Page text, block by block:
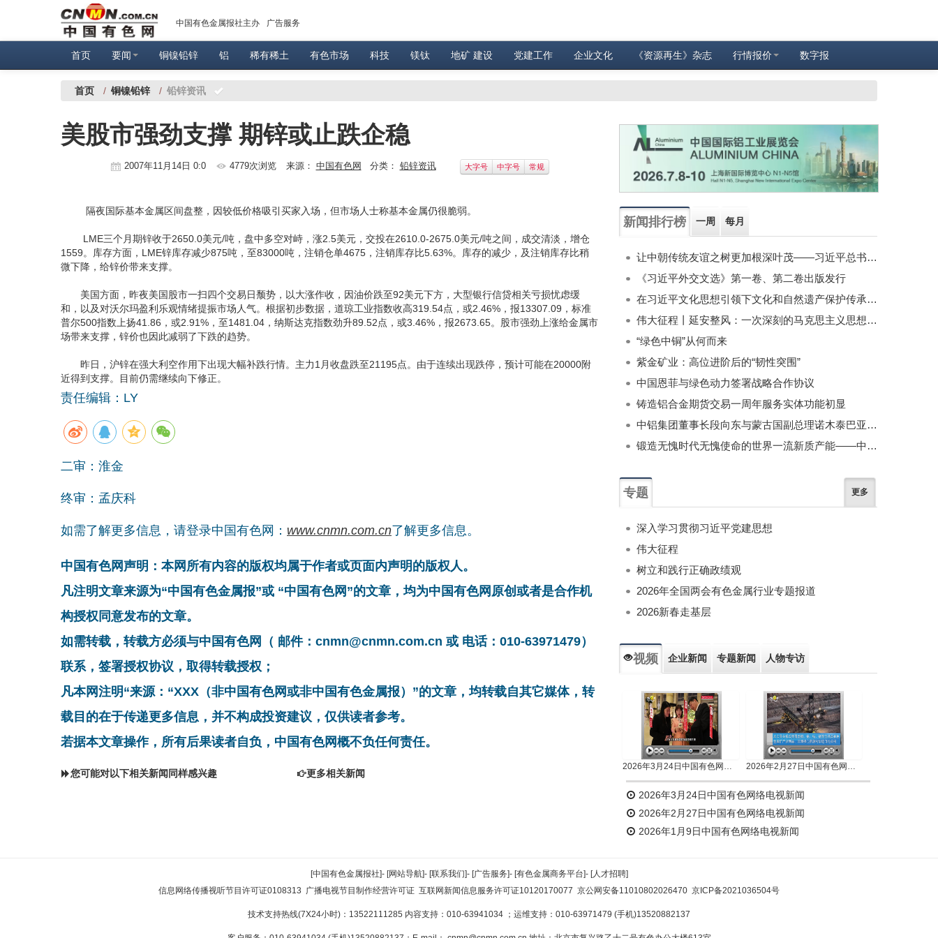
中国有色金属报社主办 广告服务
首页 要闻 铜镍铅锌 铝 稀有稀土 有色市场 科技 镁钛 地矿 建设 党建工作 企业文化 《资源再生》杂志 行情报价 数字报
首页 / 铜镍铅锌 / 铅锌资讯
美股市强劲支撑 期锌或止跌企稳
2007年11月14日 0:0 4779次浏览 来源： 中国有色网 分类： 铅锌资讯 大字号 中字号 常规
隔夜国际基本金属区间盘整，因较低价格吸引买家入场，但市场人士称基本金属仍很脆弱。
LME三个月期锌收于2650.0美元/吨，盘中多空对峙，涨2.5美元，交投在2610.0-2675.0美元/吨之间，成交清淡，增仓
1559。库存方面，LME锌库存减少875吨，至83000吨，注销仓单4675，注销库存比5.63%。库存的减少，及注销库存比稍
微下降，给锌价带来支撑。
美国方面，昨夜美国股市一扫四个交易日颓势，以大涨作收，因油价跌至92美元下方，大型银行信贷相关亏损忧虑缓
和，以及对沃尔玛盈利乐观情绪提振市场人气。根据初步数据，道琼工业指数收高319.54点，或2.46%，报13307.09，标准
普尔500指数上扬41.86，或2.91%，至1481.04，纳斯达克指数劲升89.52点，或3.46%，报2673.65。股市强劲上涨给金属市
场带来支撑，锌价也因此减弱了下跌的趋势。
昨日，沪锌在强大利空作用下出现大幅补跌行情。主力1月收盘跌至21195点。由于连续出现跌停，预计可能在20000附
近得到支撑。目前仍需继续向下修正。
责任编辑：LY
二审：淮金
终审：孟庆科
如需了解更多信息，请登录中国有色网： www.cnmn.com.cn了解更多信息。
中国有色网声明：本网所有内容的版权均属于作者或页面内声明的版权人。
凡注明文章来源为“中国有色金属报”或 “中国有色网”的文章，均为中国有色网原创或者是合作机
构授权同意发布的文章。
如需转载，转载方必须与中国有色网（ 邮件：cnmn@cnmn.com.cn 或 电话：010-63971479）
联系，签署授权协议，取得转载授权；
凡本网注明“来源：“XXX（非中国有色网或非中国有色金属报）”的文章，均转载自其它媒体，转
载目的在于传递更多信息，并不构成投资建议，仅供读者参考。
若据本文章操作，所有后果读者自负，中国有色网概不负任何责任。
您可能对以下相关新闻同样感兴趣 更多相关新闻
新闻排行榜 一周 每月
让中朝传统友谊之树更加根深叶茂——习近平总书记对朝鲜进行国事访问纪实
《习近平外交文选》第一卷、第二卷出版发行
在习近平文化思想引领下文化和自然遗产保护传承利用工作开创新局面
伟大征程丨延安整风：一次深刻的马克思主义思想教育运动
“绿色中铜”从何而来
紫金矿业：高位进阶后的“韧性突围”
中国恩菲与绿色动力签署战略合作协议
铸造铝合金期货交易一周年服务实体功能初显
中铝集团董事长段向东与蒙古国副总理诺木泰巴亚尔举行会谈
锻造无愧时代无愧使命的世界一流新质产能——中国有色金属工业的战略应对与破局之道（二）
专题 更多
深入学习贯彻习近平党建思想
伟大征程
树立和践行正确政绩观
2026年全国两会有色金属行业专题报道
2026新春走基层
视频 企业新闻 专题新闻 人物专访
2026年3月24日中国有色网络电视新闻 2026年2月27日中国有色网络电视新闻
2026年3月24日中国有色网络电视新闻
2026年2月27日中国有色网络电视新闻
2026年1月9日中国有色网络电视新闻
[中国有色金属报社]- [网站导航]- [联系我们]- [广告服务]- [有色金属商务平台]- [人才招聘]
信息网络传播视听节目许可证0108313 广播电视节目制作经营许可证 互联网新闻信息服务许可证10120170077 京公网安备11010802026470 京ICP备2021036504号
技术支持热线(7X24小时)：13522111285 内容支持：010-63941034 ；运维支持：010-63971479 (手机)13520882137